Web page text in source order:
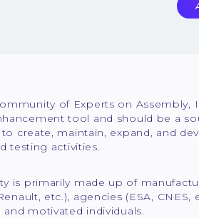
of Experts on
tool and should be a
to create, maintain, expand, and
testing activities.
is primarily made up of
etc.), agencies (ESA,
motivated individuals.